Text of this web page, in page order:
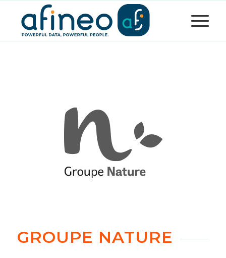
GROUPE NATURE